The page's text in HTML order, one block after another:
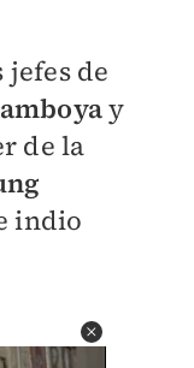
de
y
de la
indio